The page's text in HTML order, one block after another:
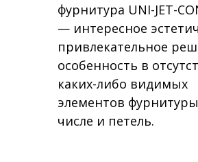
фурнитура UNI-JET-
— интересное
привлекательное
особенность в
каких-либо видимых
элементов
числе и петель.